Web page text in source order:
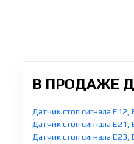
В ПРОДАЖЕ
Датчик стоп сигнала E12,
Датчик стоп сигнала E21,
Датчик стоп сигнала E23,